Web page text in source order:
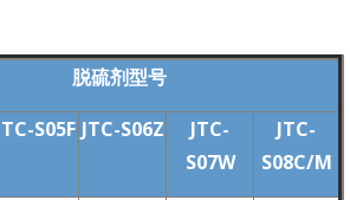
脱硫剂型号
S05F JTC-S06Z
JTC-
S07W
JTC-
S08C/M